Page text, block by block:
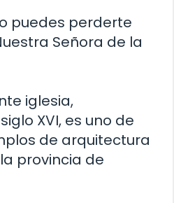
puedes perderte
Señora de la
iglesia,
XVI, es uno de
de arquitectura
provincia de